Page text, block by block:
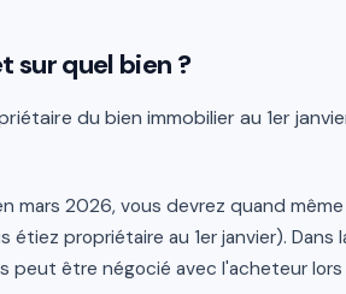
sur quel bien ?
du bien immobilier au 1er
mars 2026, vous devrez quand
propriétaire au 1er janvier). Dans
peut être négocié avec l'acheteur lors